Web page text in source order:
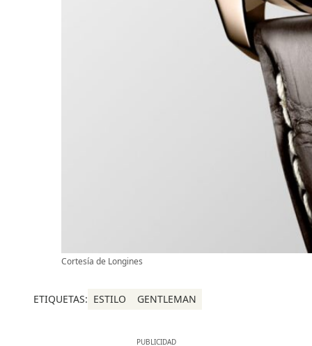
Cortesía de Longines
ETIQUETAS: ESTILO GENTLEMAN